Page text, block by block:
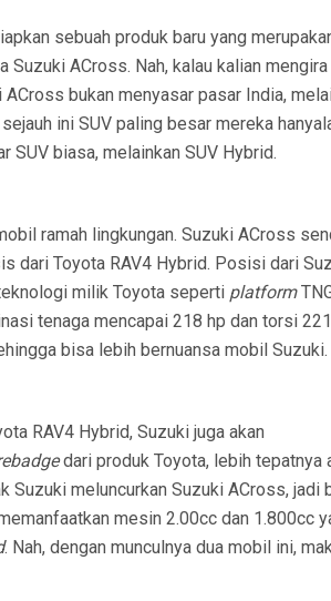
sebuah produk baru yang
Suzuki ACross. Nah, kalau kalian
ACross bukan menyasar pasar India,
ini SUV paling besar mereka
SUV biasa, melainkan SUV Hybrid.
ramah lingkungan. Suzuki ACross
dari Toyota RAV4 Hybrid. Posisi dari
milik Toyota seperti platform
tenaga mencapai 218 hp dan torsi
bisa lebih bernuansa mobil Suzuki.
RAV4 Hybrid, Suzuki juga akan
dari produk Toyota, lebih tepatnya
Suzuki meluncurkan Suzuki ACross, jadi
mesin 2.00cc dan 1.800cc
. Nah, dengan munculnya dua mobil ini,